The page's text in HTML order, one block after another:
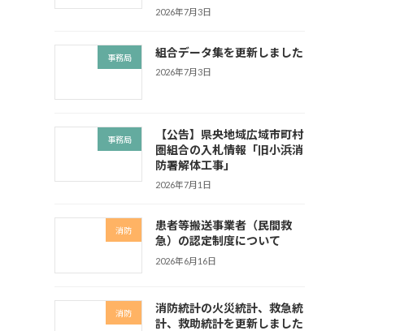
2026年7月3日
事務局 組合データ集を更新しました
2026年7月3日
事務局
【公告】県央地域広域市町村
圏組合の入札情報「旧小浜消
防署解体工事」
2026年7月1日
消防
患者等搬送事業者（民間救
急）の認定制度について
2026年6月16日
消防
消防統計の火災統計、救急統
計、救助統計を更新しました